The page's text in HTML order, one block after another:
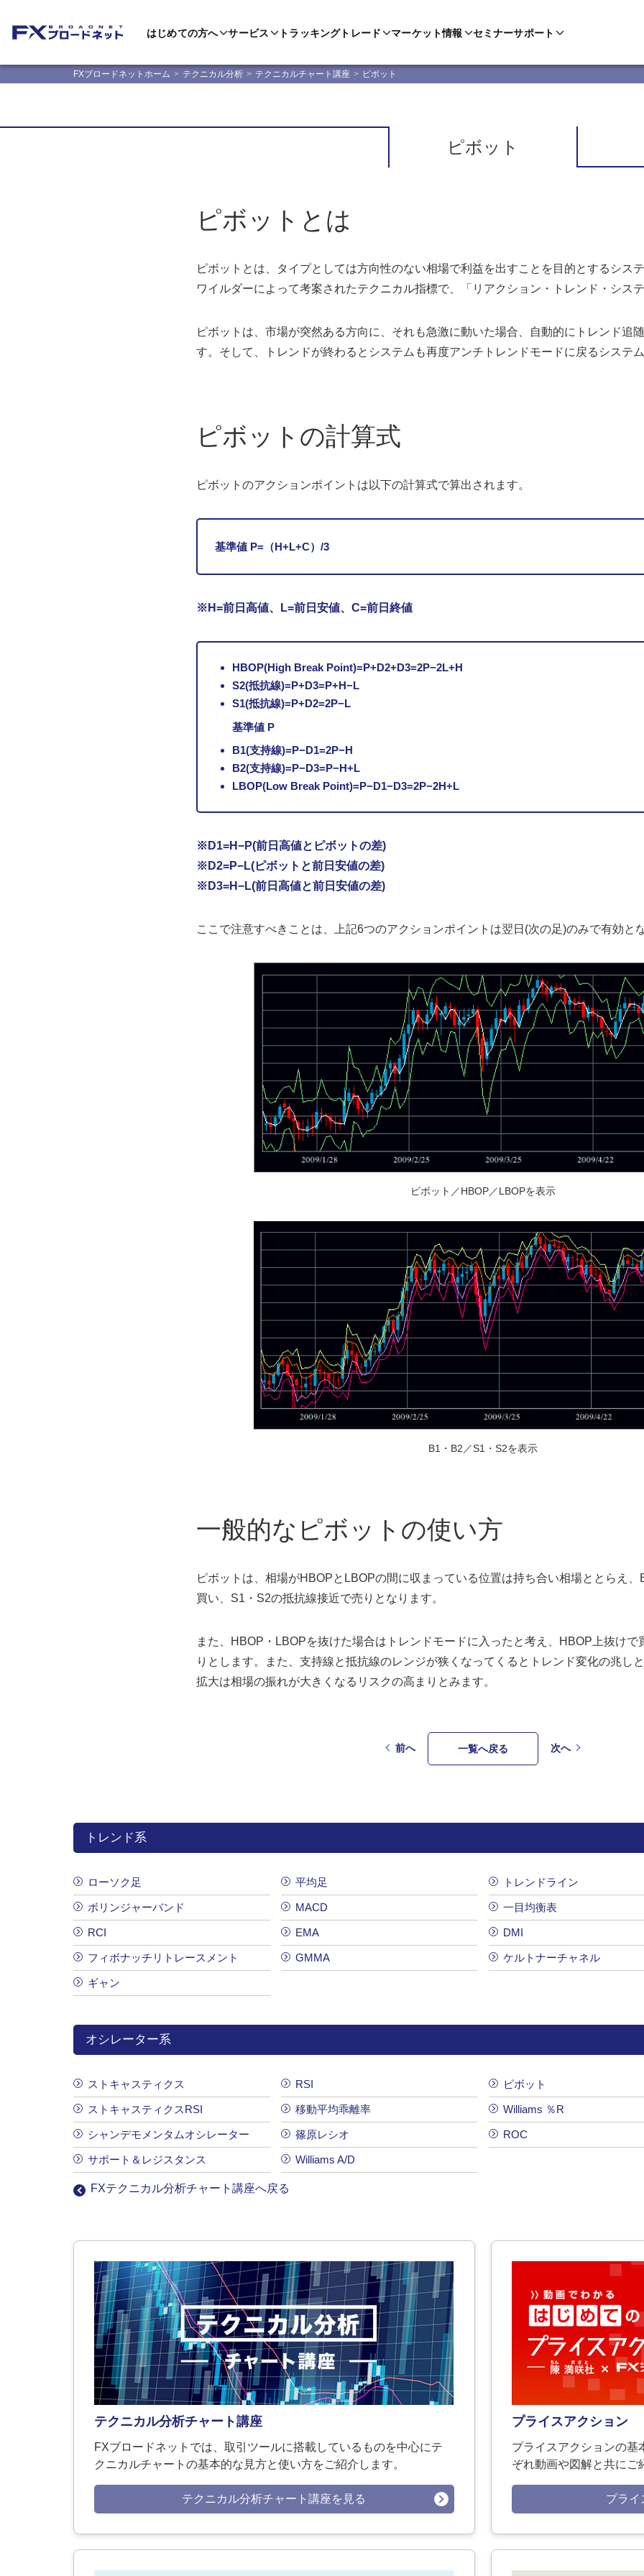
はじめての方へ サービス トラッキングトレード マーケット情報 セミナーサポート
FXブロードネットホーム テクニカル分析 テクニカルチャート講座 ピボット
ピボット
ピボットとは
ピボットとは、タイプとしては方向性のない相場で利益を出すことを目的とするシス
ワイルダーによって考案されたテクニカル指標で、「リアクション・トレンド・シス
ピボットは、市場が突然ある方向に、それも急激に動いた場合、自動的にトレンド追
す。そして、トレンドが終わるとシステムも再度アンチトレンドモードに戻るシステム
ピボットの計算式
ピボットのアクションポイントは以下の計算式で算出されます。
基準値 P=（H+L+C）/3
※H=前日高値、L=前日安値、C=前日終値
HBOP(High Break Point)=P+D2+D3=2P−2L+H
S2(抵抗線)=P+D3=P+H−L
S1(抵抗線)=P+D2=2P−L
基準値 P
B1(支持線)=P−D1=2P−H
B2(支持線)=P−D3=P−H+L
LBOP(Low Break Point)=P−D1−D3=2P−2H+L
※D1=H−P(前日高値とピボットの差)
※D2=P−L(ピボットと前日安値の差)
※D3=H−L(前日高値と前日安値の差)
ここで注意すべきことは、上記6つのアクションポイントは翌日(次の足)のみで有効と
ピボット／HBOP／LBOPを表示
B1・B2／S1・S2を表示
一般的なピボットの使い方
ピボットは、相場がHBOPとLBOPの間に収まっている位置は持ち合い相場ととらえ
買い、S1・S2の抵抗線接近で売りとなります。
また、HBOP・LBOPを抜けた場合はトレンドモードに入ったと考え、HBOP上抜けで
りとします。また、支持線と抵抗線のレンジが狭くなってくるとトレンド変化の兆し
拡大は相場の振れが大きくなるリスクの高まりとみます。
前へ 一覧へ戻る 次へ
トレンド系
ローソク足 平均足 トレンドライン
ボリンジャーバンド MACD 一目均衡表
RCI EMA DMI
フィボナッチリトレースメント GMMA ケルトナーチャネル
ギャン
オシレーター系
ストキャスティクス RSI ピボット
ストキャスティクスRSI 移動平均乖離率 Williams ％R
シャンデモメンタムオシレーター 篠原レシオ ROC
サポート＆レジスタンス Williams A/D
FXテクニカル分析チャート講座へ戻る
テクニカル分析チャート講座
FXブロードネットでは、取引ツールに搭載しているものを中心にテ
クニカルチャートの基本的な見方と使い方をご紹介します。
テクニカル分析チャート講座を見る
プライスアクション
プライスアクションの基
ぞれ動画や図解と共にご
プライ